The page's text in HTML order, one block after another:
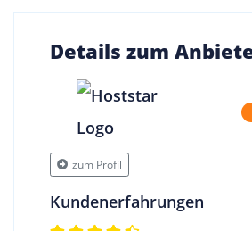
Details zum
zum Profil
Kundenerfahrungen